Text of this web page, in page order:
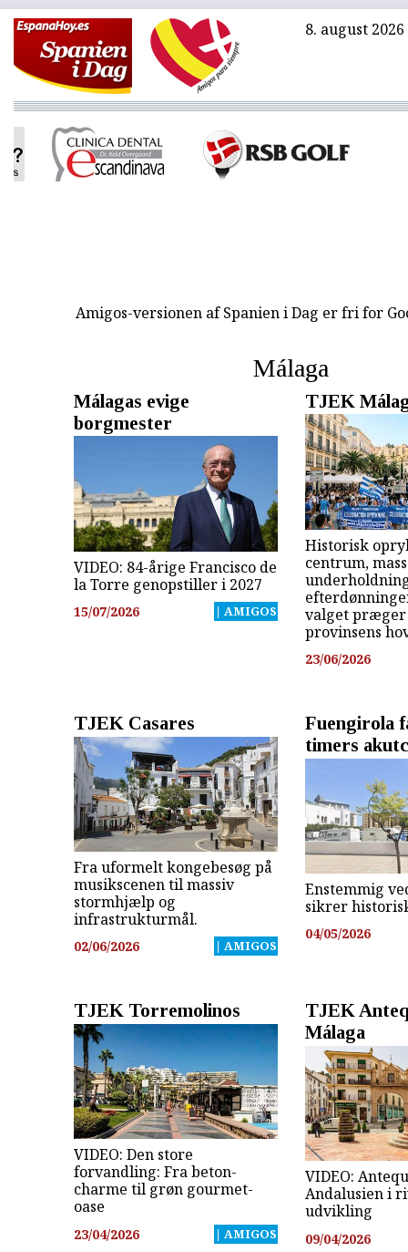
8. august 2026
Amigos-versionen af Spanien i Dag er fri for
Málaga
Málagas evige
borgmester
VIDEO: 84-årige Francisco de
la Torre genopstiller i 2027
15/07/2026 | AMIGOS
TJEK
Historisk
centrum,
valget
provinsens
23/06/2026
TJEK Casares
Fra uformelt kongebesøg på
musikscenen til massiv
stormhjælp og
infrastrukturmål.
02/06/2026 | AMIGOS
Fuengirola
timers
Enstemmig
sikrer
04/05/2026
TJEK Torremolinos
VIDEO: Den store
forvandling: Fra beton-
charme til grøn gourmet-
oase
23/04/2026 | AMIGOS
TJEK
Málaga
VIDEO:
Andalusien i
udvikling
09/04/2026